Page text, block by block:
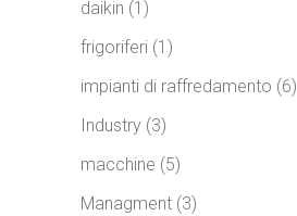
daikin (1)
frigoriferi (1)
impianti di raffredamento (6)
Industry (3)
macchine (5)
Managment (3)